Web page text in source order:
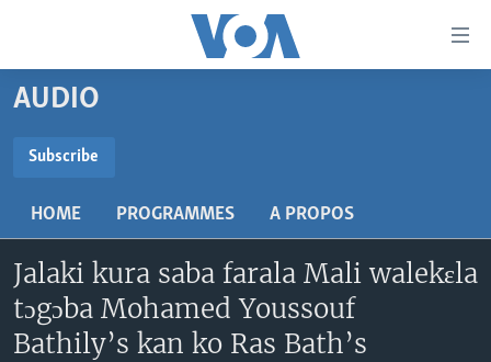
Menu
principal
navigation
principale
Retour
recherche
MALI KURA
RADIO
AN BA FO!
FARAFINA FOLI
SUIVEZ-NOUS
AUDIO
Subscribe
HOME PROGRAMMES A PROPOS
Jalaki kura saba farala Mali walekɛla
tɔgɔba Mohamed Youssouf
Bathily’s kan ko Ras Bath’s